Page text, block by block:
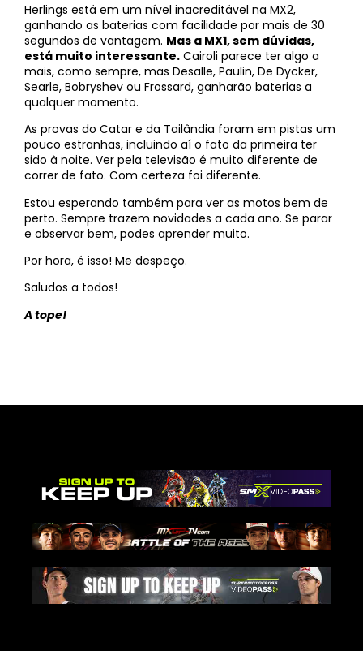
Herlings está em um nível inacreditável na MX2,
ganhando as baterias com facilidade por mais de 30
segundos de vantagem. Mas a MX1, sem dúvidas,
está muito interessante. Cairoli parece ter algo a
mais, como sempre, mas Desalle, Paulin, De Dycker,
Searle, Bobryshev ou Frossard, ganharão baterias a
qualquer momento.
As provas do Catar e da Tailândia foram em pistas um
pouco estranhas, incluindo aí o fato da primeira ter
sido à noite. Ver pela televisão é muito diferente de
correr de fato. Com certeza foi diferente.
Estou esperando também para ver as motos bem de
perto. Sempre trazem novidades a cada ano. Se parar
e observar bem, podes aprender muito.
Por hora, é isso! Me despeço.
Saludos a todos!
A tope!